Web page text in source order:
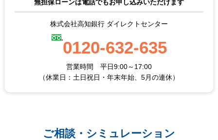
無担保ローンは電話でもお申し込みいただけます
株式会社高知銀行 ダイレクトセンター
0120-632-635
営業時間 平日9:00～17:00
（休業日：土日祝日・年末年始、5月の連休）
ご相談・シミュレーション